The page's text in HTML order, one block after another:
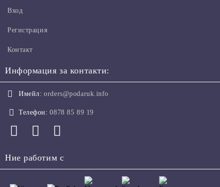
Вход
Регистрация
Контакт
Информация за контакти:
Имейл: orders@podaruk.info
Телефон: 0878 85 89 19
Ние работим с